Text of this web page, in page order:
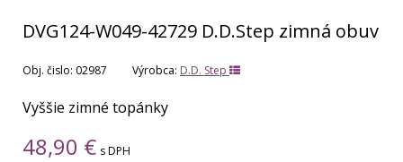
DVG124-W049-42729 D.D.Step zimná obuv
Obj. čislo: 02987 Výrobca: D.D. Step
Vyššie zimné topánky
48,90 € s DPH